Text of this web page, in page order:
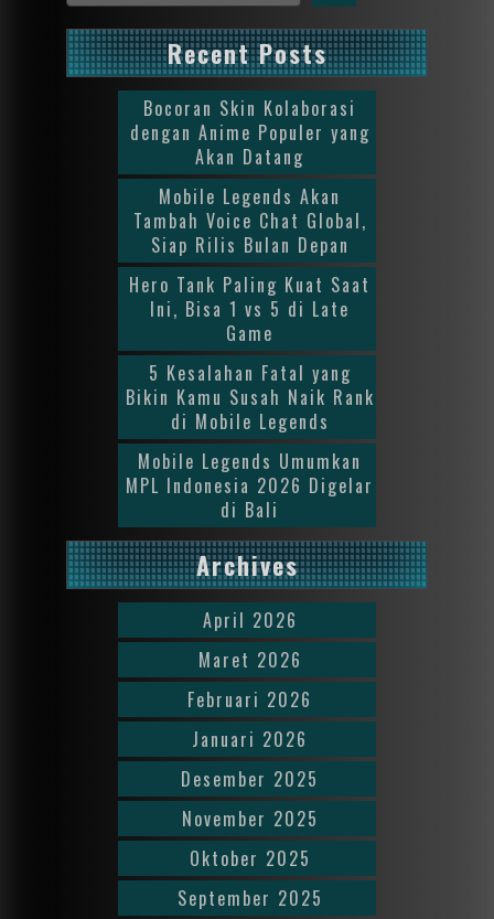
Recent Posts
Bocoran Skin Kolaborasi
dengan Anime Populer yang
Akan Datang
Mobile Legends Akan
Tambah Voice Chat Global,
Siap Rilis Bulan Depan
Hero Tank Paling Kuat Saat
Ini, Bisa 1 vs 5 di Late
Game
5 Kesalahan Fatal yang
Bikin Kamu Susah Naik Rank
di Mobile Legends
Mobile Legends Umumkan
MPL Indonesia 2026 Digelar
di Bali
Archives
April 2026
Maret 2026
Februari 2026
Januari 2026
Desember 2025
November 2025
Oktober 2025
September 2025